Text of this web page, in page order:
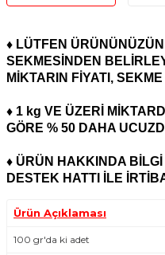
♦ LÜTFEN
SEKMESİNDEN
MİKTARIN FİYATI,
♦ 1 kg VE ÜZERİ
GÖRE % 50 DAHA
♦ ÜRÜN HAKKINDA BİLGİ
DESTEK HATTI İLE
Ürün Açıklaması
100 gr'da ki adet